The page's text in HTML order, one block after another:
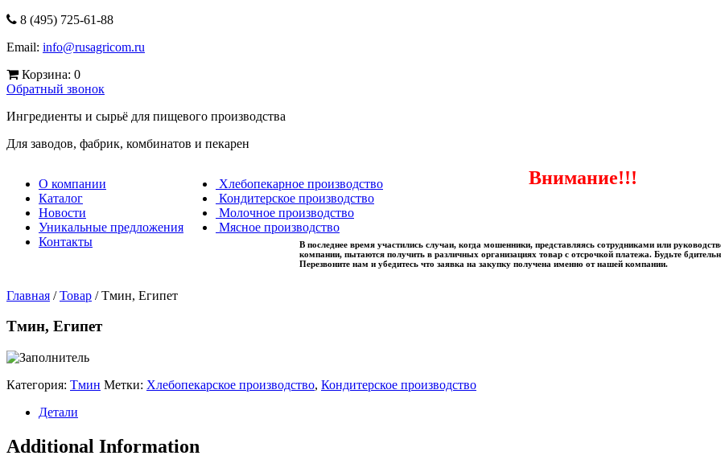
8 (495) 725-61-88
Email: info@rusagricom.ru
Корзина: 0
Обратный звонок
Ингредиенты и сырьё для пищевого производства
Для заводов, фабрик, комбинатов и пекарен
О компании
Каталог
Новости
Уникальные предложения
Контакты
Хлебопекарное производство
Кондитерское производство
Молочное производство
Мясное производство
Внимание!!!
В последнее время участились случаи, когда мошенники, представляясь сотрудниками или
компании, пытаются получить в различных организациях товар с отсрочкой платежа. Будьте
Перезвоните нам и убедитесь что заявка на закупку получена именно от нашей компании.
Главная / Товар / Тмин, Египет
Тмин, Египет
Категория: Тмин Метки: Хлебопекарское производство, Кондитерское производство
Детали
Additional Information